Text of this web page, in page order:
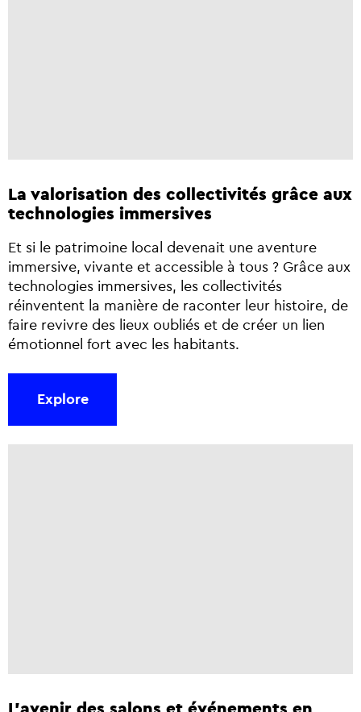
La valorisation des collectivités grâce aux
technologies immersives
Et si le patrimoine local devenait une aventure
immersive, vivante et accessible à tous ? Grâce aux
technologies immersives, les collectivités
réinventent la manière de raconter leur histoire, de
faire revivre des lieux oubliés et de créer un lien
émotionnel fort avec les habitants.
Explore